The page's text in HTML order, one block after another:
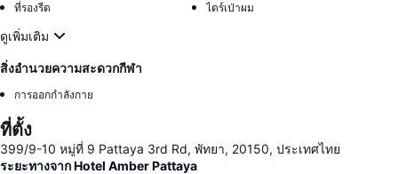
ที่รองรีด
ไดร์เป่าผม
ดูเพิ่มเติม
สิ่งอำนวยความสะดวกกีฬา
การออกกำลังกาย
ที่ตั้ง
399/9-10 หมู่ที่ 9 Pattaya 3rd Rd, พัทยา, 20150, ประเทศไทย
ระยะทางจาก Hotel Amber Pattaya